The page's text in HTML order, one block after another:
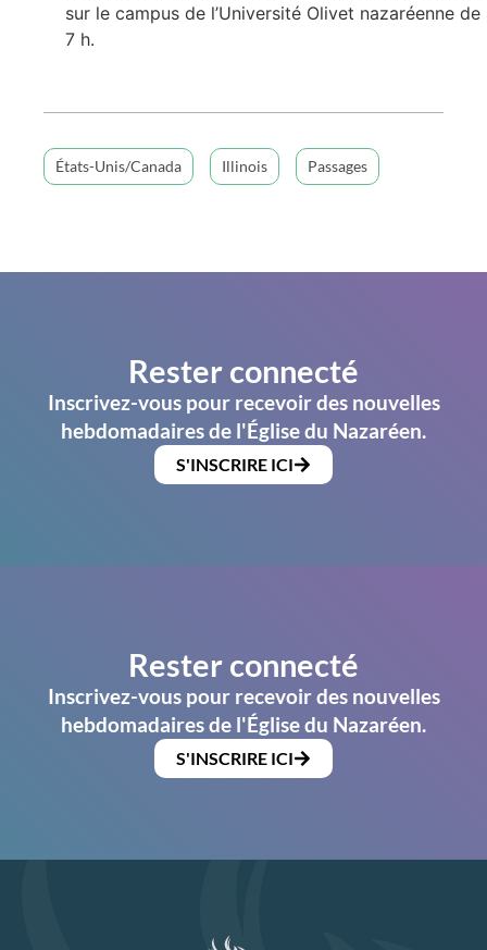
sur le campus de l’Université Olivet nazaréenne de
7 h.
États-Unis/Canada Illinois Passages
Rester connecté
Inscrivez-vous pour recevoir des nouvelles
hebdomadaires de l'Église du Nazaréen.
S'INSCRIRE ICI
Rester connecté
Inscrivez-vous pour recevoir des nouvelles
hebdomadaires de l'Église du Nazaréen.
S'INSCRIRE ICI